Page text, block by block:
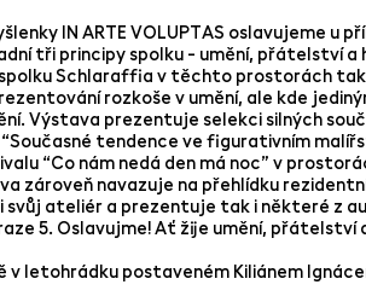
IN ARTE VOLUPTAS oslavujeme
tři principy spolku - umění, přátelství a
Schlaraffia v těchto prostorách tak
rozkoše v umění, ale kde
Výstava prezentuje selekci silných
tendence ve figurativním
“Co nám nedá den má noc” v
zároveň navazuje na přehlídku
svůj ateliér a prezentuje tak i některé z
5. Oslavujme! Ať žije umění, přátelství a
v letohrádku postaveném Kiliánem